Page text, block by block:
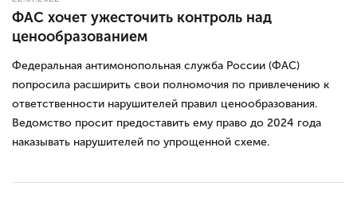
ФАС хочет ужесточить контроль над
ценообразованием
Федеральная антимонопольная служба России (ФАС)
попросила расширить свои полномочия по привлечению к
ответственности нарушителей правил ценообразования.
Ведомство просит предоставить ему право до 2024 года
наказывать нарушителей по упрощенной схеме.